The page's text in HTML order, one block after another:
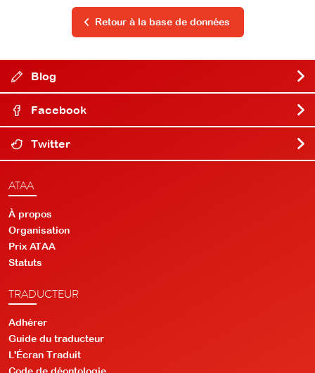
Retour à la base de données
Blog
Facebook
Twitter
ATAA
À propos
Organisation
Prix ATAA
Statuts
TRADUCTEUR
Adhérer
Guide du traducteur
L'Écran Traduit
Code de déontologie